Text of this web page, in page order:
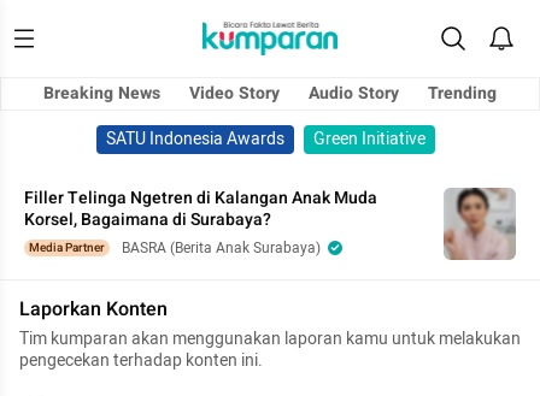
Breaking News Video Story Audio Story
Trending
SATU Indonesia Awards
Green Initiative
Filler Telinga Ngetren di Kalangan Anak Muda
Korsel, Bagaimana di Surabaya?
Media Partner BASRA (Berita Anak Surabaya)
Laporkan Konten
Tim kumparan akan menggunakan laporan kamu untuk melakukan
pengecekan terhadap konten ini.